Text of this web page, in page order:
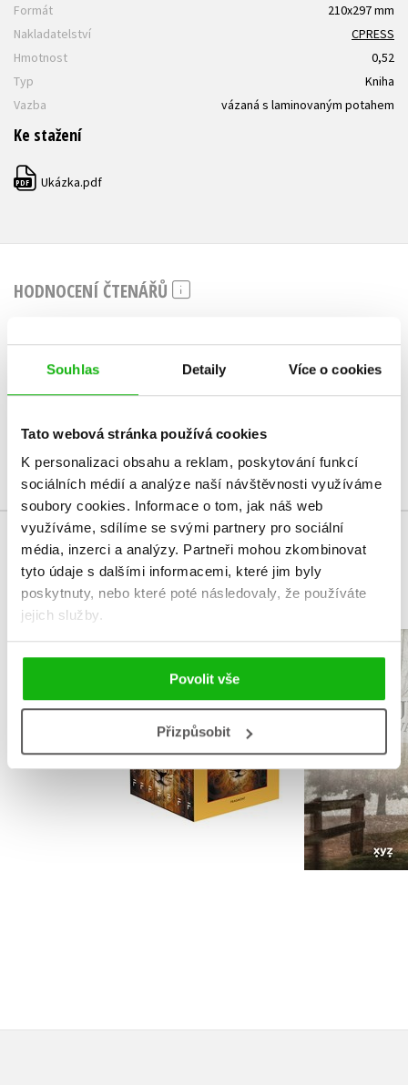
Souhlas Detaily Více o cookies
Tato webová stránka používá cookies
K personalizaci obsahu a reklam, poskytování funkcí
sociálních médií a analýze naší návštěvnosti využíváme
soubory cookies. Informace o tom, jak náš web
využíváme, sdílíme se svými partnery pro sociální
média, inzerci a analýzy. Partneři mohou zkombinovat
tyto údaje s dalšími informacemi, které jim byly
poskytnuty, nebo které poté následovaly, že používáte
jejich služby.
Povolit vše
Přizpůsobit
Formát
210x297 mm
Nakladatelství
CPRESS
Hmotnost
0,52
Typ
Kniha
Vazba
vázaná s laminovaným potahem
Ke stažení
PDF Ukázka.pdf
HODNOCENÍ ČTENÁŘŮ
Vaše hodnocení
Přihlásit
MOHLO BY VÁS TAKÉ ZAJÍMAT
NARNIE – komplet
1.-7.díl – box
C. S. Lewis
Do košíku
Izabela
Do
343 Kč